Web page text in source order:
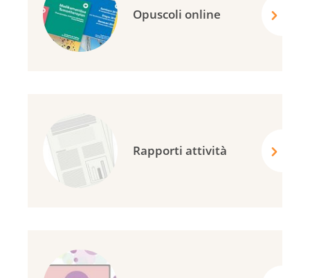
Opuscoli online
Rapporti attività